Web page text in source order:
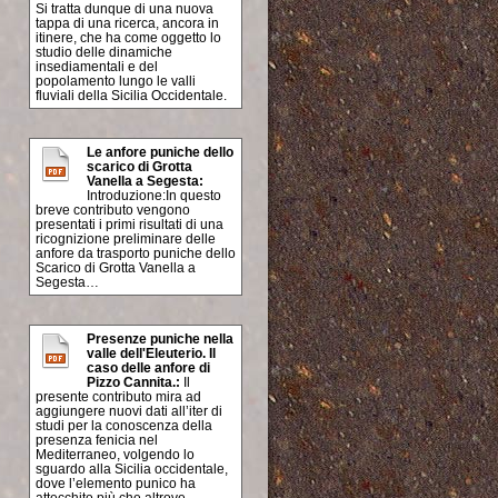
Si tratta dunque di una nuova
tappa di una ricerca, ancora in
itinere, che ha come oggetto lo
studio delle dinamiche
insediamentali e del
popolamento lungo le valli
fluviali della Sicilia Occidentale.
Le anfore puniche dello
scarico di Grotta
Vanella a Segesta:
Introduzione:In questo
breve contributo vengono
presentati i primi risultati di una
ricognizione preliminare delle
anfore da trasporto puniche dello
Scarico di Grotta Vanella a
Segesta…
Presenze puniche nella
valle dell'Eleuterio. Il
caso delle anfore di
Pizzo Cannita.: Il
presente contributo mira ad
aggiungere nuovi dati all’iter di
studi per la conoscenza della
presenza fenicia nel
Mediterraneo, volgendo lo
sguardo alla Sicilia occidentale,
dove l’elemento punico ha